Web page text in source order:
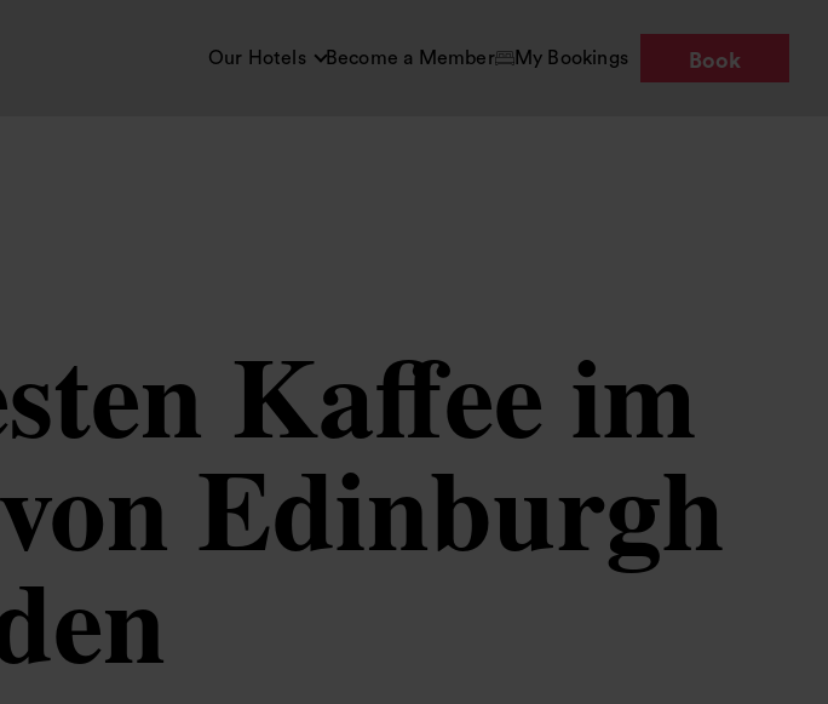
Our Hotels Become a Member My Bookings Book
Kaffee im
Edinburgh